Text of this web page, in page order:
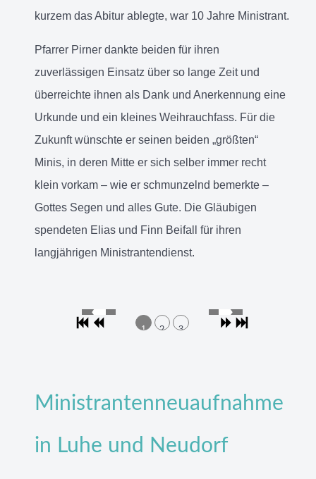
kurzem das Abitur ablegte, war 10 Jahre Ministrant.
Pfarrer Pirner dankte beiden für ihren
zuverlässigen Einsatz über so lange Zeit und
überreichte ihnen als Dank und Anerkennung eine
Urkunde und ein kleines Weihrauchfass. Für die
Zukunft wünschte er seinen beiden „größten“
Minis, in deren Mitte er sich selber immer recht
klein vorkam – wie er schmunzelnd bemerkte –
Gottes Segen und alles Gute. Die Gläubigen
spendeten Elias und Finn Beifall für ihren
langjährigen Ministrantendienst.
1 2 3
Ministrantenneuaufnahme
in Luhe und Neudorf